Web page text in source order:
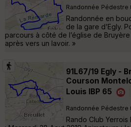
Randonnée Pédestre
Randonnée en
de la gare d’Egly.
parcours à côté de l’église de
après vers un lavoir. »
91L67/19 Egly -
Courson
Louis IBP 65
Randonnée Pédestre
Rando Club Yerrois